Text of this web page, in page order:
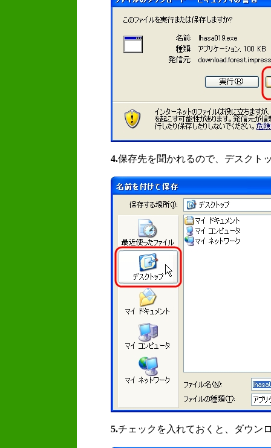
4.保存先を聞かれるので、デスクト
5.チェックを入れておくと、ダウン